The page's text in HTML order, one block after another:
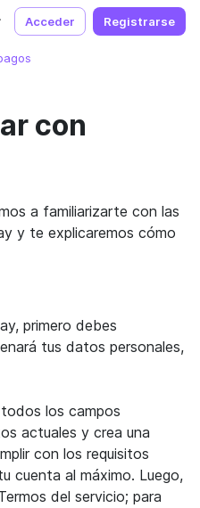
Acceder Registrarse
con
a familiarizarte con las
y te explicaremos cómo
primero debes
tus datos personales,
los campos
actuales y crea una
con los requisitos
cuenta al máximo. Luego,
del servicio; para